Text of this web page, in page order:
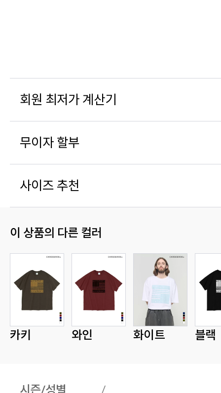
회원 최저가 계산기
무이자 할부
사이즈 추천
이 상품의 다른 컬러
카키 와인 화이트 블랙
시즌/성별
/